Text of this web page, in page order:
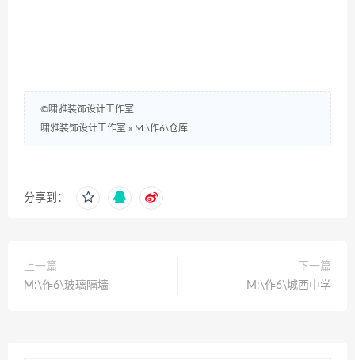
©啸雅装饰设计工作室
啸雅装饰设计工作室 » M:\作6\仓库
分享到：
上一篇
M:\作6\玻璃隔墙
下一篇
M:\作6\城西中学